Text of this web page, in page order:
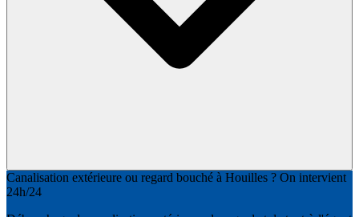
Canalisation extérieure ou regard bouché à Houilles ? On intervient
24h/24